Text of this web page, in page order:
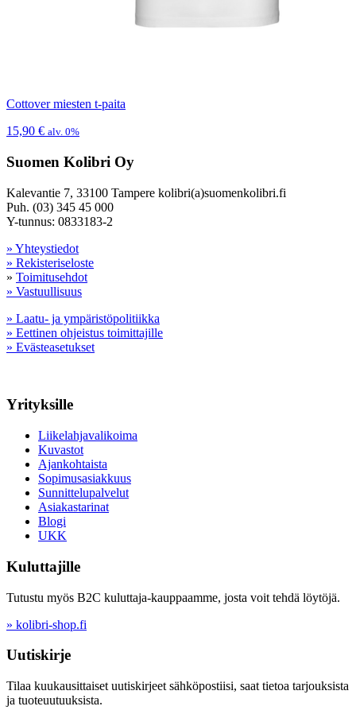
Cottover miesten t-paita
15,90 € alv. 0%
Suomen Kolibri Oy
Kalevantie 7, 33100 Tampere kolibri(a)suomenkolibri.fi
Puh. (03) 345 45 000
Y-tunnus: 0833183-2
» Yhteystiedot
» Rekisteriseloste
» Toimitusehdot
» Vastuullisuus
» Laatu- ja ympäristöpolitiikka
» Eettinen ohjeistus toimittajille
» Evästeasetukset
Yrityksille
Liikelahjavalikoima
Kuvastot
Ajankohtaista
Sopimusasiakkuus
Sunnittelupalvelut
Asiakastarinat
Blogi
UKK
Kuluttajille
Tutustu myös B2C kuluttaja-kauppaamme, josta voit tehdä löytöjä.
» kolibri-shop.fi
Uutiskirje
Tilaa kuukausittaiset uutiskirjeet sähköpostiisi, saat tietoa tarjouksista
ja tuoteuutuuksista.